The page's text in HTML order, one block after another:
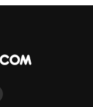
dalla
squadra in
ci